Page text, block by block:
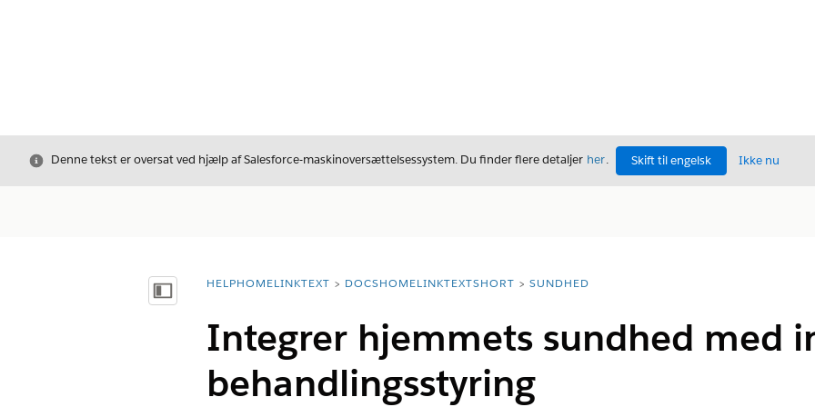
LukDenne tekst er oversat ved hjælp af Salesforce-maskinoversættelsessystem. Du finder flere detaljer her. Skift til engelsk Ikke nu
Vis indholdsfortegnelse
breadcrumbDescription
HELPHOMELINKTEXT DOCSHOMELINKTEXTSHORT SUNDHED
Integrer hjemmets sundhed med
behandlingsstyring